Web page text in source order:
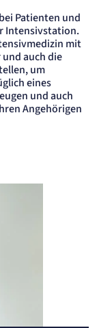
Patienten und
Intensivstation.
mit
auch die
um
eines
und auch
Angehörigen
Seite des
Opt-Out